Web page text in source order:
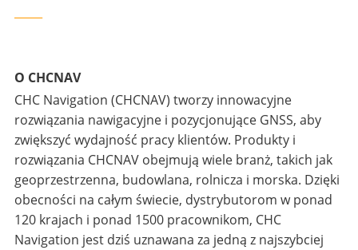
O CHCNAV
CHC Navigation (CHCNAV) tworzy innowacyjne
rozwiązania nawigacyjne i pozycjonujące GNSS, aby
zwiększyć wydajność pracy klientów. Produkty i
rozwiązania CHCNAV obejmują wiele branż, takich jak
geoprzestrzenna, budowlana, rolnicza i morska. Dzięki
obecności na całym świecie, dystrybutorom w ponad
120 krajach i ponad 1500 pracownikom, CHC
Navigation jest dziś uznawana za jedną z najszybciej